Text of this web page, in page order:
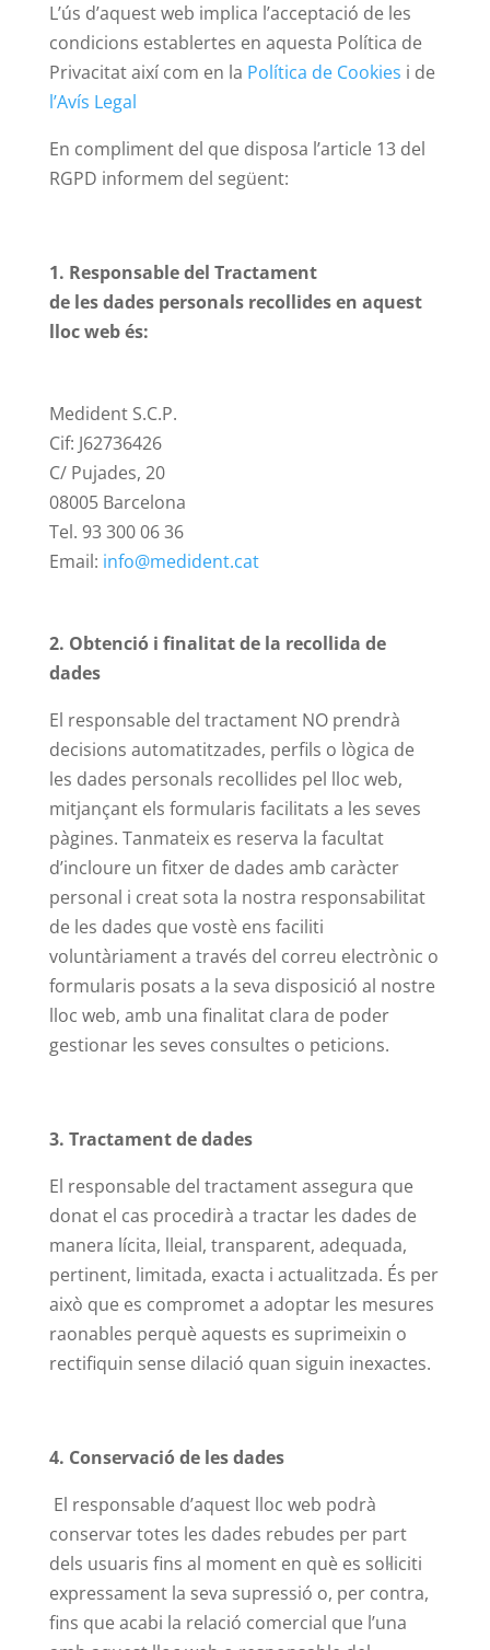
L’ús d’aquest web implica l’acceptació de les
condicions establertes en aquesta Política de
Privacitat així com en la Política de Cookies i de
l’Avís Legal
En compliment del que disposa l’article 13 del
RGPD informem del següent:
1. Responsable del Tractament
de les dades personals recollides en aquest
lloc web és:
Medident S.C.P.
Cif: J62736426
C/ Pujades, 20
08005 Barcelona
Tel. 93 300 06 36
Email: info@medident.cat
2. Obtenció i finalitat de la recollida de
dades
El responsable del tractament NO prendrà
decisions automatitzades, perfils o lògica de
les dades personals recollides pel lloc web,
mitjançant els formularis facilitats a les seves
pàgines. Tanmateix es reserva la facultat
d’incloure un fitxer de dades amb caràcter
personal i creat sota la nostra responsabilitat
de les dades que vostè ens faciliti
voluntàriament a través del correu electrònic o
formularis posats a la seva disposició al nostre
lloc web, amb una finalitat clara de poder
gestionar les seves consultes o peticions.
3. Tractament de dades
El responsable del tractament assegura que
donat el cas procedirà a tractar les dades de
manera lícita, lleial, transparent, adequada,
pertinent, limitada, exacta i actualitzada. És per
això que es compromet a adoptar les mesures
raonables perquè aquests es suprimeixin o
rectifiquin sense dilació quan siguin inexactes.
4. Conservació de les dades
El responsable d’aquest lloc web podrà
conservar totes les dades rebudes per part
dels usuaris fins al moment en què es sol·liciti
expressament la seva supressió o, per contra,
fins que acabi la relació comercial que l’una